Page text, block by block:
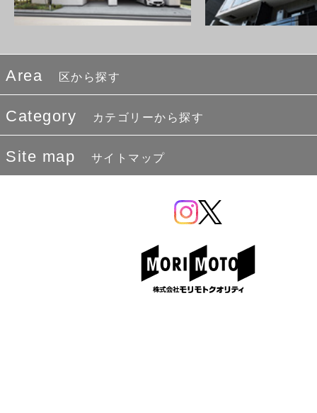
Area 区から探す
Category カテゴリーから探す
Site map サイトマップ